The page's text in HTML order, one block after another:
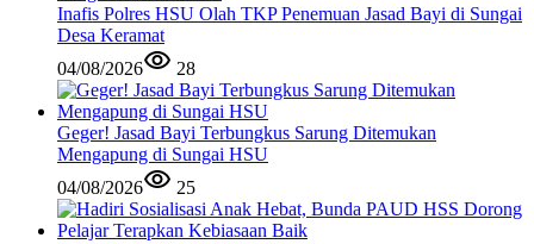
Inafis Polres HSU Olah TKP Penemuan Jasad Bayi di Sungai
Desa Keramat
04/08/2026
28
Geger! Jasad Bayi Terbungkus Sarung Ditemukan
Mengapung di Sungai HSU
04/08/2026
25